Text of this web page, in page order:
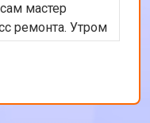
мастер
ремонта. Утром
приехал и к
быстро.
качеством